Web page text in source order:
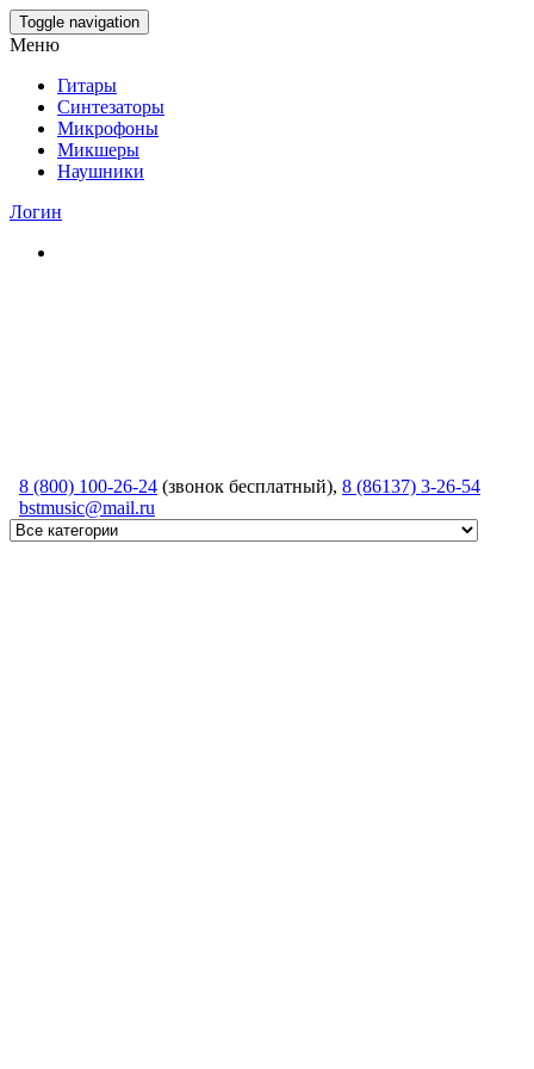
Skip
to
content
Toggle navigation
Меню
Гитары
Синтезаторы
Микрофоны
Микшеры
Наушники
Логин
8 (800) 100-26-24 (звонок бесплатный), 8 (86137) 3-26-54
bstmusic@mail.ru